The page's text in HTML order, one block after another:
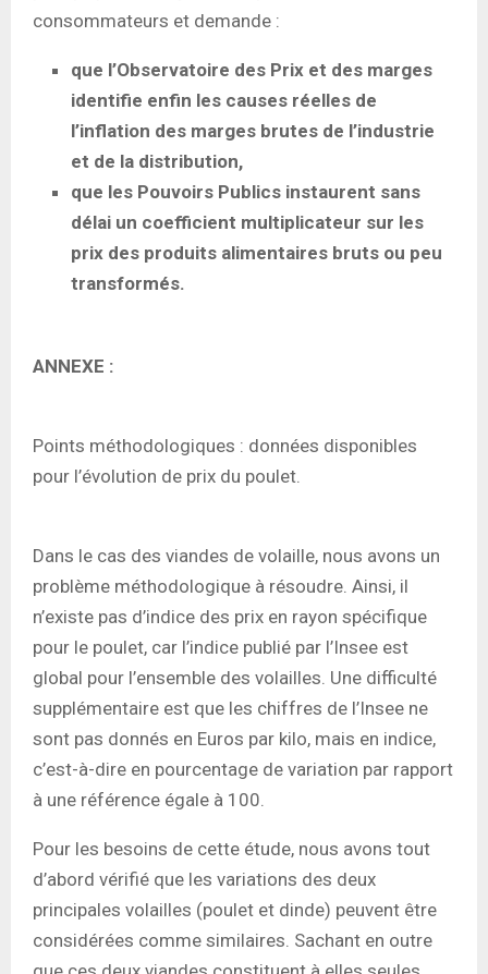
consommateurs et demande :
que l’Observatoire des Prix et des marges
identifie enfin les causes réelles de
l’inflation des marges brutes de l’industrie
et de la distribution,
que les Pouvoirs Publics instaurent sans
délai un coefficient multiplicateur sur les
prix des produits alimentaires bruts ou peu
transformés.
ANNEXE :
Points méthodologiques : données disponibles
pour l’évolution de prix du poulet.
Dans le cas des viandes de volaille, nous avons un
problème méthodologique à résoudre. Ainsi, il
n’existe pas d’indice des prix en rayon spécifique
pour le poulet, car l’indice publié par l’Insee est
global pour l’ensemble des volailles. Une difficulté
supplémentaire est que les chiffres de l’Insee ne
sont pas donnés en Euros par kilo, mais en indice,
c’est-à-dire en pourcentage de variation par rapport
à une référence égale à 100.
Pour les besoins de cette étude, nous avons tout
d’abord vérifié que les variations des deux
principales volailles (poulet et dinde) peuvent être
considérées comme similaires. Sachant en outre